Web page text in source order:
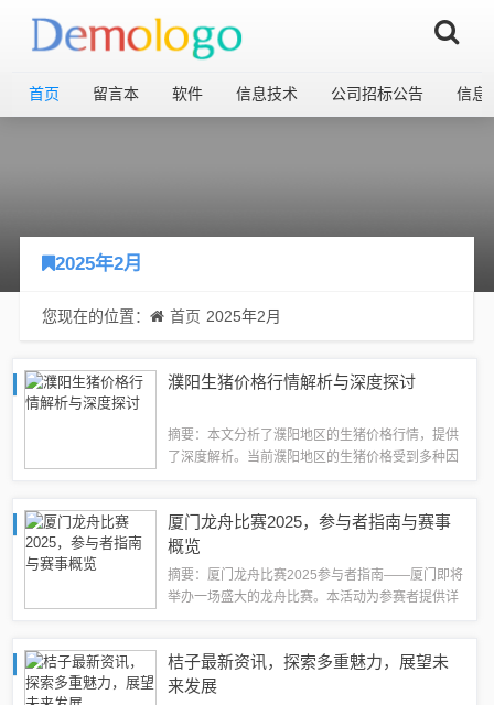
首页 留言本 软件 信息技术 公司招标公告 信息
2025年2月
您现在的位置： 首页 2025年2月
濮阳生猪价格行情解析与深度探讨
摘要：本文分析了濮阳地区的生猪价格行情，提供
了深度解析。当前濮阳地区的生猪价格受到多种因
概述，帮助人们更好地了解当地市场趋势和价...
厦门龙舟比赛2025，参与者指南与赛事
概览
摘要：厦门龙舟比赛2025参与者指南——厦门即将
举办一场盛大的龙舟比赛。本活动为参赛者提供详
求及比赛流程，遵守规则，展现团队精神...
桔子最新资讯，探索多重魅力，展望未
来发展